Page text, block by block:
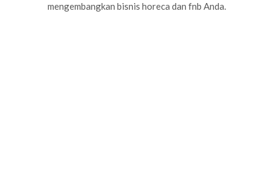
mengembangkan bisnis horeca dan fnb Anda.